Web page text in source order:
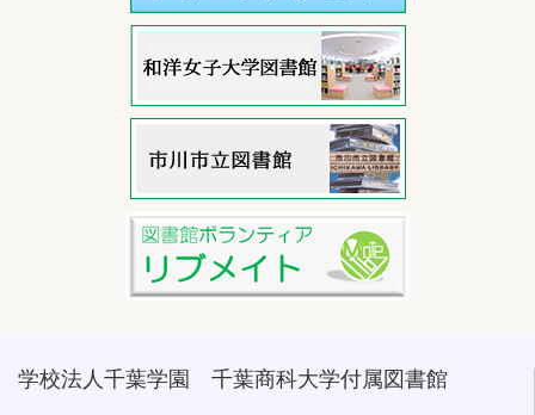
学校法人千葉学園 千葉商科大学付属図書館